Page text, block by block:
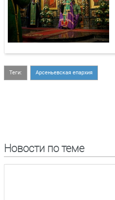
Теги: Арсеньевская епархия
Новости по теме